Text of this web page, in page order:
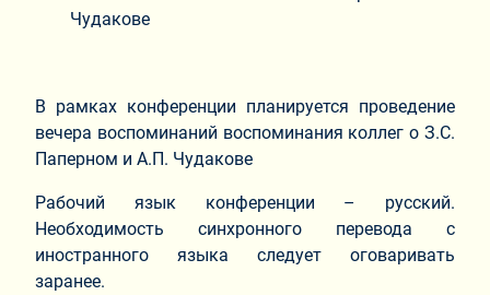
Чудакове
В рамках конференции планируется проведение
вечера воспоминаний воспоминания коллег о З.С.
Паперном и А.П. Чудакове
Рабочий язык конференции – русский.
Необходимость синхронного перевода с
иностранного языка следует оговаривать
заранее.